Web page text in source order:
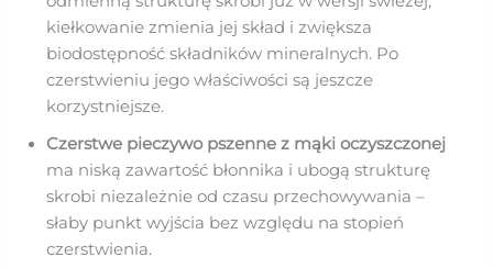
kiełkowanie zmienia jej skład i zwiększa
biodostępność składników mineralnych. Po
czerstwieniu jego właściwości są jeszcze
korzystniejsze.
Czerstwe pieczywo pszenne z mąki oczyszczonej
ma niską zawartość błonnika i ubogą strukturę
skrobi niezależnie od czasu przechowywania –
słaby punkt wyjścia bez względu na stopień
czerstwienia.